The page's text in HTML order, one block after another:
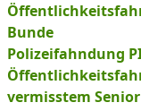
Bunde
Polizeifahndung
vermisstem